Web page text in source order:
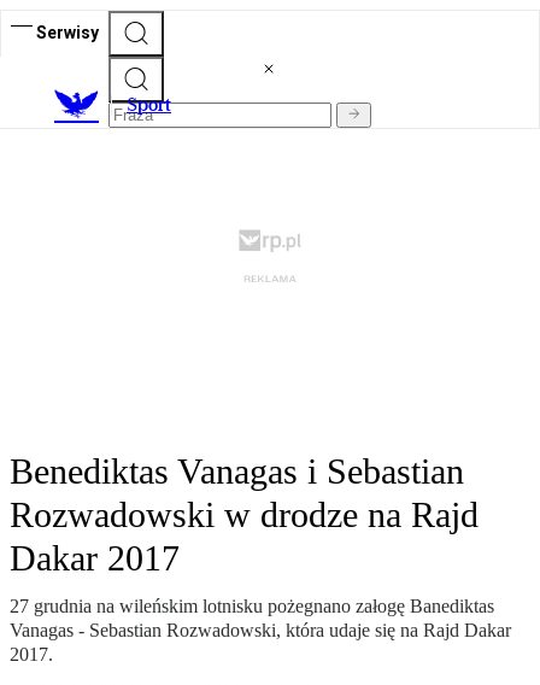
Serwisy
Sport
Benediktas Vanagas i Sebastian
Rozwadowski w drodze na Rajd
Dakar 2017
27 grudnia na wileńskim lotnisku pożegnano załogę Banediktas
Vanagas - Sebastian Rozwadowski, która udaje się na Rajd Dakar
2017.